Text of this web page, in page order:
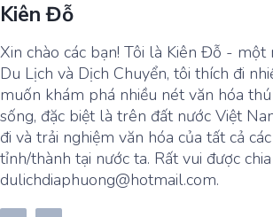
Kiên Đỗ
Xin chào các bạn! Tôi là Kiên Đỗ - một
Du Lịch và Dịch Chuyển, tôi thích đi
muốn khám phá nhiều nét văn hóa
sống, đặc biệt là trên đất nước Việt
đi và trải nghiệm văn hóa của tất cả
tỉnh/thành tại nước ta. Rất vui được
dulichdiaphuong@hotmail.com.